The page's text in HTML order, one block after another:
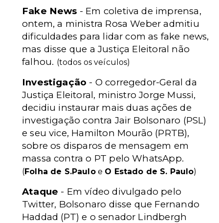
Fake News - Em coletiva de imprensa,
ontem, a ministra Rosa Weber admitiu
dificuldades para lidar com as fake news,
mas disse que a Justiça Eleitoral não
falhou. (todos os veículos)
Investigação - O corregedor-Geral da
Justiça Eleitoral, ministro Jorge Mussi,
decidiu instaurar mais duas ações de
investigação contra Jair Bolsonaro (PSL)
e seu vice, Hamilton Mourão (PRTB),
sobre os disparos de mensagem em
massa contra o PT pelo WhatsApp.
(Folha de S.Pauloe O Estado de S. Paulo)
Ataque - Em vídeo divulgado pelo
Twitter, Bolsonaro disse que Fernando
Haddad (PT) e o senador Lindbergh